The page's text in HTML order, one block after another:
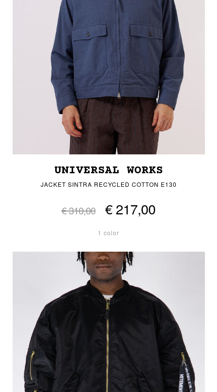
UNIVERSAL WORKS
JACKET SINTRA RECYCLED COTTON E130
€ 310,00 € 217,00
1 color